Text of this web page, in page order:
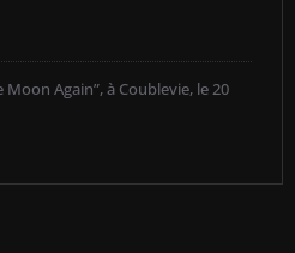
Again”, à Coublevie, le 20